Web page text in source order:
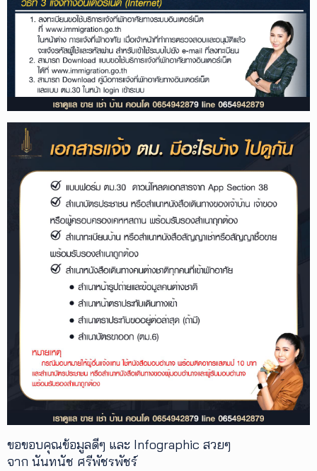
ขอขอบคุณข้อมูลดีๆ และ Infographic สวยๆ
จาก นันทนัช ศรีพัชรพัชร์